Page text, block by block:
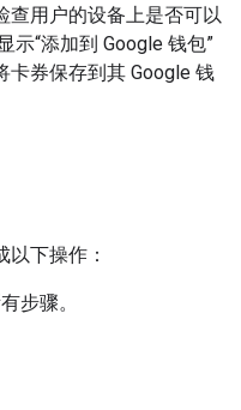
查用户的设备上是否可以
示“添加到 Google 钱包”
卡券保存到其 Google 钱
下操作：
步骤。